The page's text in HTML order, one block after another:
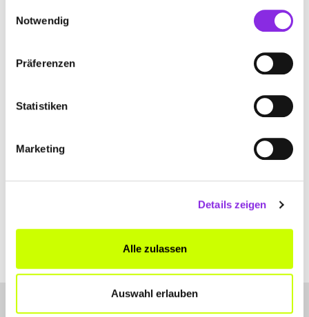
Notwendig
Präferenzen
Statistiken
Marketing
Details zeigen
Alle zulassen
Auswahl erlauben
NATURHEILPRAXIS MARTINA
Im Kindchestal 8